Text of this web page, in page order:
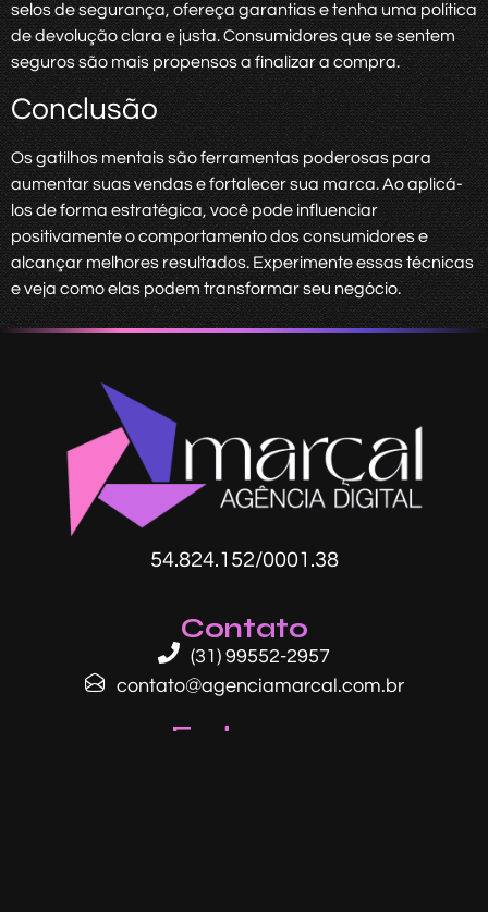
selos de segurança, ofereça garantias e tenha uma política
de devolução clara e justa. Consumidores que se sentem
seguros são mais propensos a finalizar a compra.
Conclusão
Os gatilhos mentais são ferramentas poderosas para
aumentar suas vendas e fortalecer sua marca. Ao aplicá-
los de forma estratégica, você pode influenciar
positivamente o comportamento dos consumidores e
alcançar melhores resultados. Experimente essas técnicas
e veja como elas podem transformar seu negócio.
54.824.152/0001.38​
Contato
(31) 99552-2957
contato@agenciamarcal.com.br
Endereço